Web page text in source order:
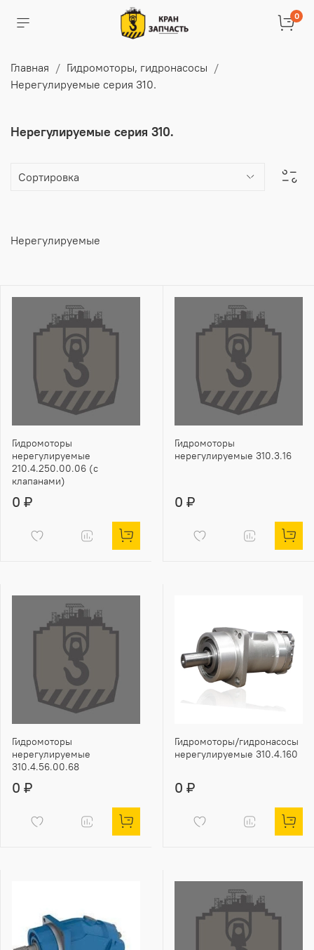
0
Главная
Гидромоторы, гидронасосы
Нерегулируемые серия 310.
Нерегулируемые серия 310.
Нерегулируемые
Гидромоторы
нерегулируемые
210.4.250.00.06 (с
клапанами)
0 ₽
Гидромоторы
нерегулируемые 310.3.16
0 ₽
Гидромоторы
нерегулируемые
310.4.56.00.68
0 ₽
Гидромоторы/гидронасосы
нерегулируемые 310.4.160
0 ₽